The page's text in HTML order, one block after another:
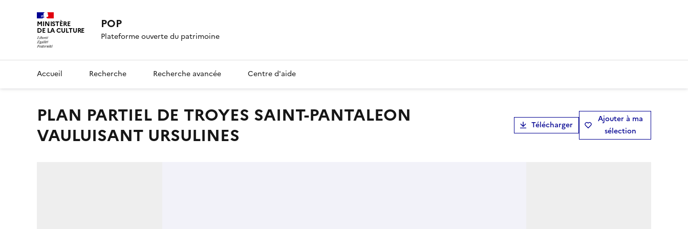
MINISTÈRE
DE LA CULTURE POP
Plateforme ouverte du patrimoine
Accueil Recherche Recherche avancée Centre d'aide
PLAN PARTIEL DE TROYES SAINT-PANTALEON
VAULUISANT URSULINES
Télécharger
Ajouter à ma
sélection